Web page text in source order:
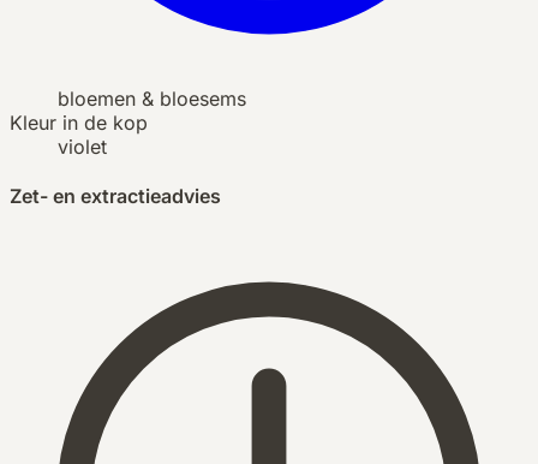
bloemen & bloesems
Kleur in de kop
violet
Zet- en extractieadvies